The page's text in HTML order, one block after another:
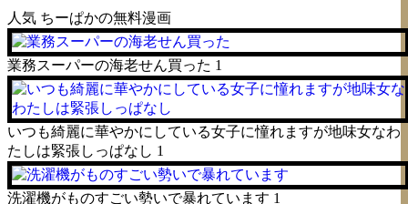
人気 ちーぱかの無料漫画
業務スーパーの海老せん買った 1
いつも綺麗に華やかにしている女子に憧れますが地味女なわ
たしは緊張しっぱなし 1
洗濯機がものすごい勢いで暴れています 1